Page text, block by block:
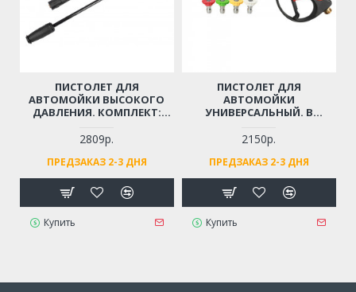
ПИСТОЛЕТ ДЛЯ
АВТОМОЙКИ ВЫСОКОГО
ДАВЛЕНИЯ. КОМПЛЕКТ:
РЕГУЛИРУЮЩЕЙ СТРУЮ
ВОДЫ (РЕЗЬБА М14)
2809р.
ПРЕДЗАКАЗ 2-3 ДНЯ
Купить
ПИСТОЛЕТ ДЛЯ
АВТОМОЙКИ
УНИВЕРСАЛЬНЫЙ. В
(РЕЗЬБА М22)
2150р.
ПРЕДЗАКАЗ 2-3 ДНЯ
Купить